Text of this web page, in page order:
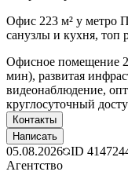
Офис 223 м² у метро
санузлы и кухня, топ
Офисное помещение
мин), развитая
видеонаблюдение,
круглосуточный
Контакты
Написать
05.08.2026 ID
Агентство